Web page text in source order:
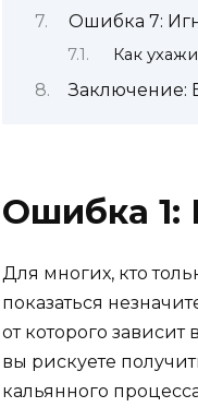
Ошибка 7:
Как
Заключение:
Ошибка 1:
Для многих, кто
показаться
от которого
вы рискуете
кальянного